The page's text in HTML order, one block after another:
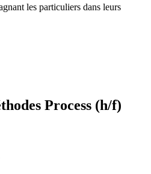
les particuliers dans leurs
Process (h/f)